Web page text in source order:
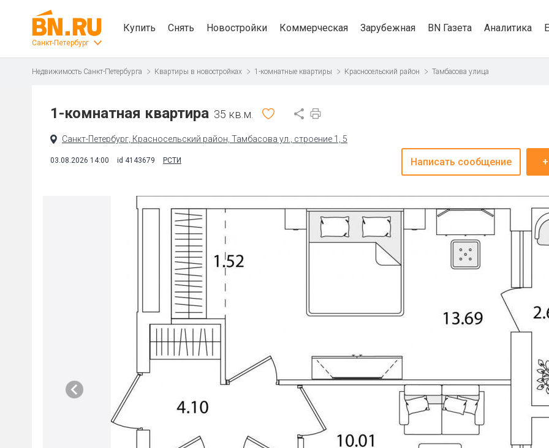
Санкт-Петербург
Купить Снять Новостройки Коммерческая Зарубежная BN Газета Аналитика
Недвижимость Санкт-Петербурга Квартиры в новостройках 1-комнатные квартиры Красносельский район Тамбасова улица
1-комнатная квартира 35 кв.м.
Санкт-Петербург, Красносельский район, Тамбасова ул., строение 1, 5
03.08.2026 14:00 id 4143679 РСТИ Написать сообщение